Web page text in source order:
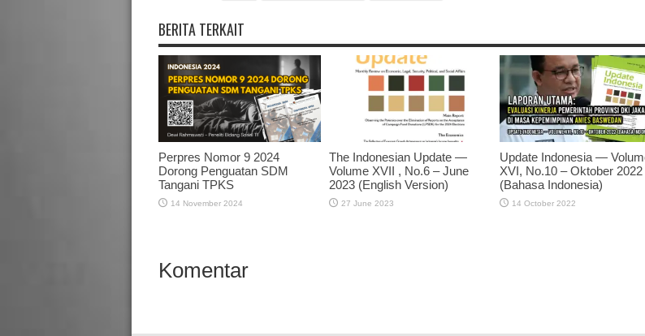
BERITA TERKAIT
Perpres Nomor 9 2024
Dorong Penguatan SDM
Tangani TPKS
14 November 2024
The Indonesian Update —
Volume XVII , No.6 – June
2023 (English Version)
27 June 2023
Update Indonesia —
XVI, No.10 – Oktober 2022
(Bahasa Indonesia)
14 October 2022
Komentar